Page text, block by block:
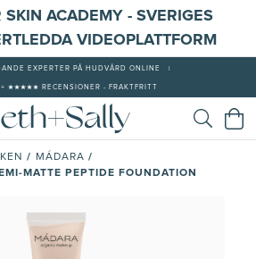
SKIN ACADEMY - SVERIGES
VIDEOPLATTFORM
EXPERTER PÅ HUDVÅRD ONLINE
★★★★★ RECENSIONER - FRAKTFRITT
/ MÁDARA /
MATTE PEPTIDE FOUNDATION